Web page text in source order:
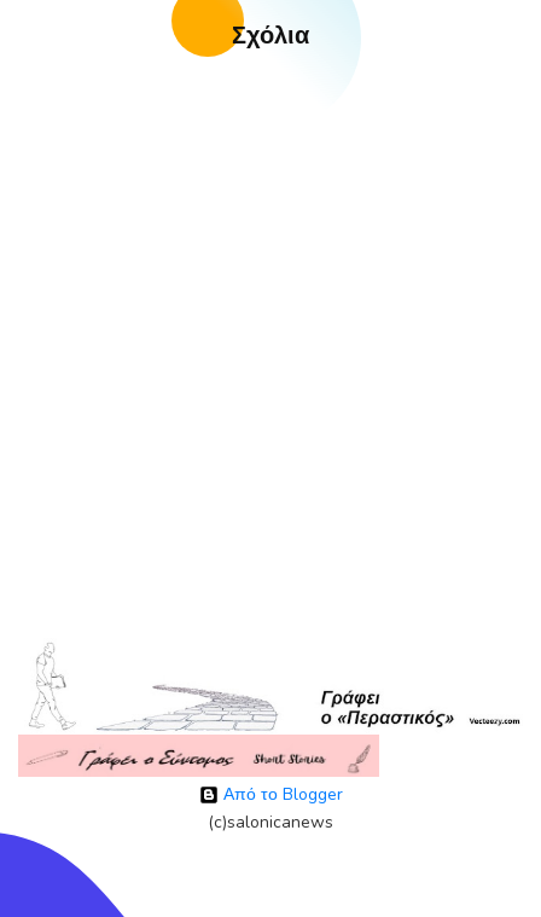
Σχόλια
Από το Blogger
(c)salonicanews